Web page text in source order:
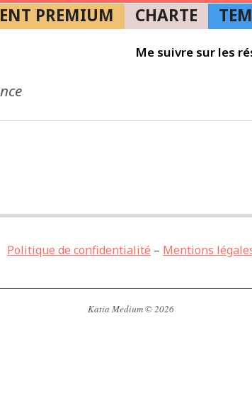
Me suivre sur les
Primary
Menu
PREMIUM CHARTE
Politique de confidentialité – Mentions
Katia Medium © 2026